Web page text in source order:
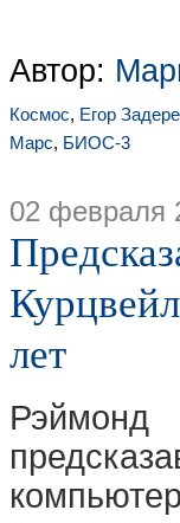
Автор:
Космос, Егор
Марс, БИОС-3
02 февраля
лет